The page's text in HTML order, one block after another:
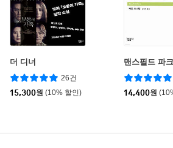
더 디너
26건
15,300원 (10% 할인)
맨스필드 파크
14,400원